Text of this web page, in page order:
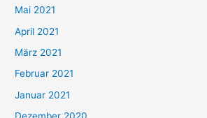
h
:
Mai 2021
April 2021
März 2021
Februar 2021
Januar 2021